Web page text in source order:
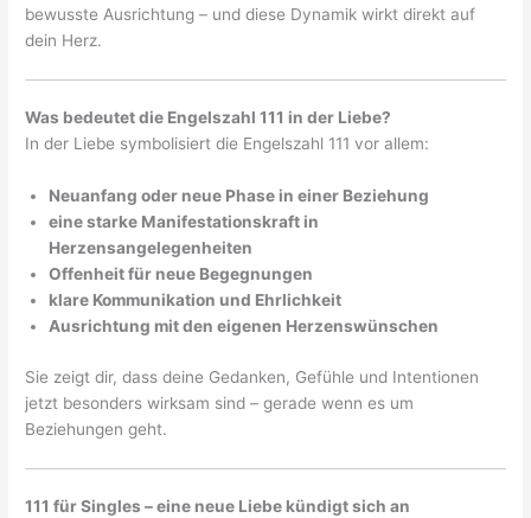
bewusste Ausrichtung – und diese Dynamik wirkt direkt auf
dein Herz.
Was bedeutet die Engelszahl 111 in der Liebe?
In der Liebe symbolisiert die Engelszahl 111 vor allem:
Neuanfang oder neue Phase in einer Beziehung
eine starke Manifestationskraft in
Herzensangelegenheiten
Offenheit für neue Begegnungen
klare Kommunikation und Ehrlichkeit
Ausrichtung mit den eigenen Herzenswünschen
Sie zeigt dir, dass deine Gedanken, Gefühle und Intentionen
jetzt besonders wirksam sind – gerade wenn es um
Beziehungen geht.
111 für Singles – eine neue Liebe kündigt sich an